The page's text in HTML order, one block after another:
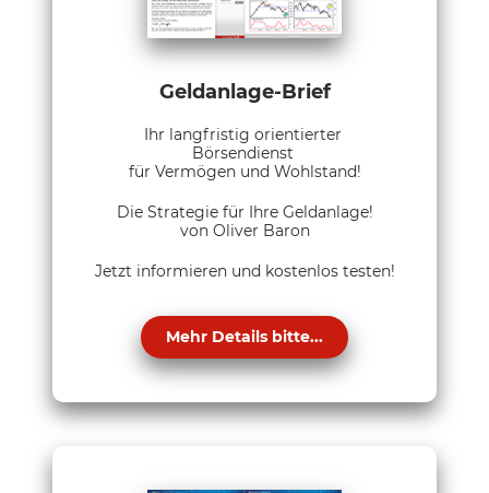
Geldanlage-Brief
Ihr langfristig orientierter
Börsendienst
für Vermögen und Wohlstand!
Die Strategie für Ihre Geldanlage!
von Oliver Baron
Jetzt informieren und kostenlos testen!
Mehr Details bitte...